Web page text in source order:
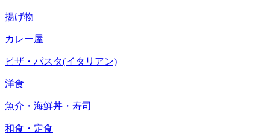
揚げ物
カレー屋
ピザ・パスタ(イタリアン)
洋食
魚介・海鮮丼・寿司
和食・定食